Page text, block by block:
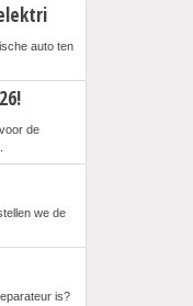
auto ten
de
we de
is?